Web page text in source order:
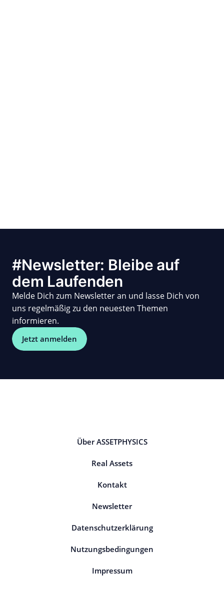
#Newsletter: Bleibe auf
dem Laufenden
Melde Dich zum Newsletter an und lasse Dich von
uns regelmäßig zu den neuesten Themen
informieren.
Jetzt anmelden
Über ASSETPHYSICS
Real Assets
Kontakt
Newsletter
Datenschutzerklärung
Nutzungsbedingungen
Impressum